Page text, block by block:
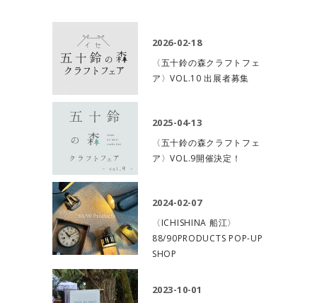
2026-02-18
〈五十鈴の森クラフトフェ
ア〉VOL.10 出展者募集
2025-04-13
〈五十鈴の森クラフトフェ
ア〉VOL.9開催決定！
2024-02-07
〈ICHISHINA 船江〉
88/90PRODUCTS POP-UP
SHOP
2023-10-01